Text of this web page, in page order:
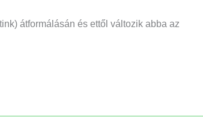
átformálásán és ettől változik abba az